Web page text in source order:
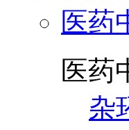
医药
医药
杂